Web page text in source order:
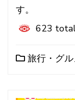
す。
623
旅行・グル